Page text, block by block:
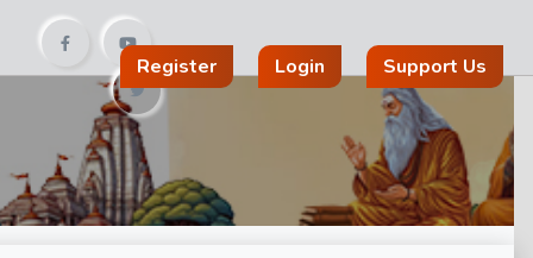
Register Login
Support Us